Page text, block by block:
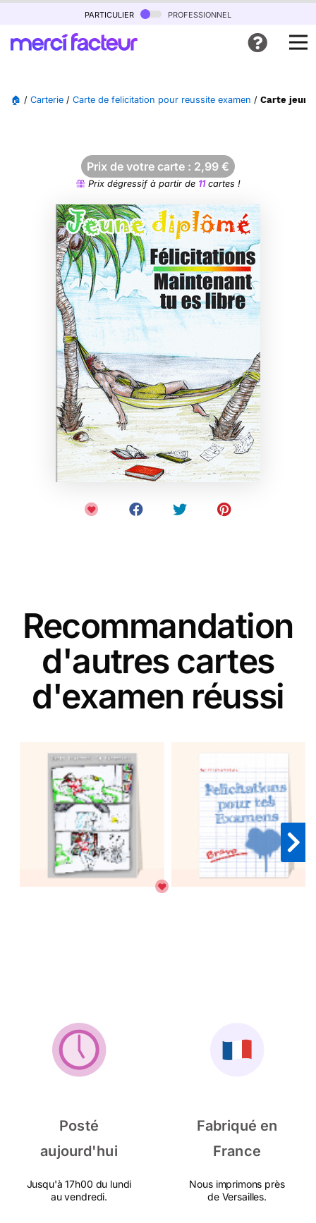
particulier professionnel
🏠 / Carterie / Carte de felicitation pour reussite examen / Carte
Prix de votre carte : 2,99 €
Prix dégressif à partir de 11cartes !
Recommandation
d'autres cartes
d'examen réussi
Posté
aujourd'hui
Jusqu'à 17h00 du lundi
au vendredi.
Fabriqué en
France
Nous imprimons près
de Versailles.